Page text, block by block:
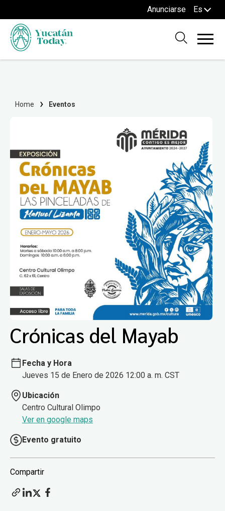
Anunciarse Es
Home Eventos
Crónicas del Mayab
Fecha y Hora
Jueves 15 de Enero de 2026 12:00 a. m. CST
Ubicación
Centro Cultural Olimpo
Ver en google maps
Evento gratuito
Compartir